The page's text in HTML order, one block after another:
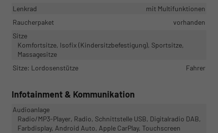
Lenkrad
mit Multifunktionen
Raucherpaket
vorhanden
Sitze
Komfortsitze, Isofix (Kindersitzbefestigung), Sportsitze,
Massagesitze
Sitze: Lordosenstütze
Fahrer
Infotainment & Kommunikation
Audioanlage
Radio/MP3-Player, Radio, Schnittstelle USB, Digitalradio DAB,
Farbdisplay, Android Auto, Apple CarPlay, Touchscreen